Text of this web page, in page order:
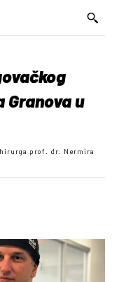
u
hirurga prof. dr. Nermira